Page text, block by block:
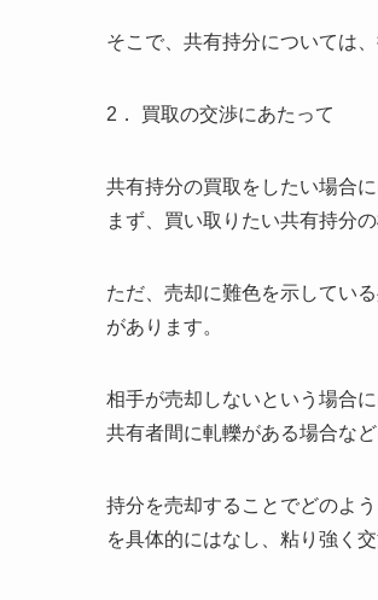
そこで、共有持分については
2． 買取の交渉にあたって
共有持分の買取をしたい場合
まず、買い取りたい共有持分
ただ、売却に難色を示してい
があります。
相手が売却しないという場合
共有者間に軋轢がある場合な
持分を売却することでどのよ
を具体的にはなし、粘り強く